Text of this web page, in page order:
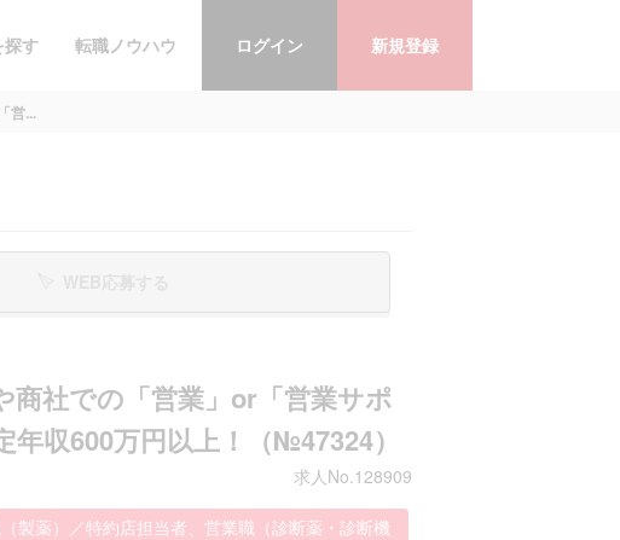
探す 転職ノウハウ ログイン 新規登録
営...
商社での「営業」or「営業サポ
収600万円以上！（№47324）
求人No.128909
製薬）／特約店担当者、営業職（診断薬・診断機